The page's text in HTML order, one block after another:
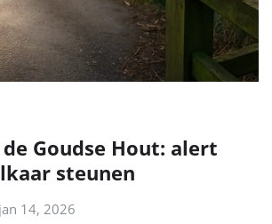
Goudse Hout: alert
steunen
jan 14, 2026